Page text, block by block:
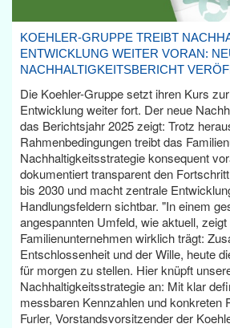
KOEHLER-GRUPPE TREIBT
ENTWICKLUNG WEITER VORAN:
NACHHALTIGKEITSBERICHT
Die Koehler-Gruppe setzt ihren Kurs
Entwicklung weiter fort. Der neue
das Berichtsjahr 2025 zeigt: Trotz
Rahmenbedingungen treibt das
Nachhaltigkeitsstrategie konsequent
dokumentiert transparent den
bis 2030 und macht zentrale
Handlungsfeldern sichtbar. "In einem
angespannten Umfeld, wie aktuell,
Familienunternehmen wirklich trägt:
Entschlossenheit und der Wille, heute
für morgen zu stellen. Hier knüpft
Nachhaltigkeitsstrategie an: Mit klar
messbaren Kennzahlen und konkreten
Furler, Vorstandsvorsitzender der